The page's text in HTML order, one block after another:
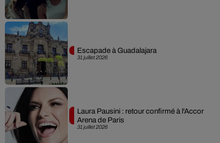
31 juillet 2026
Escapade à Guadalajara
31 juillet 2026
Laura Pausini : retour confirmé à l'Accor
Arena de Paris